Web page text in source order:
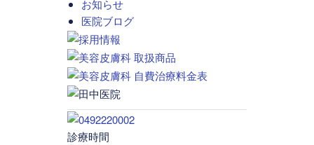
お知らせ
医院ブログ
診療時間